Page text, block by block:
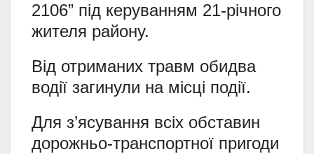
2106” під керуванням 21-річного
жителя району.
Від отриманих травм обидва
водії загинули на місці події.
Для з’ясування всіх обставин
дорожньо-транспортної пригоди